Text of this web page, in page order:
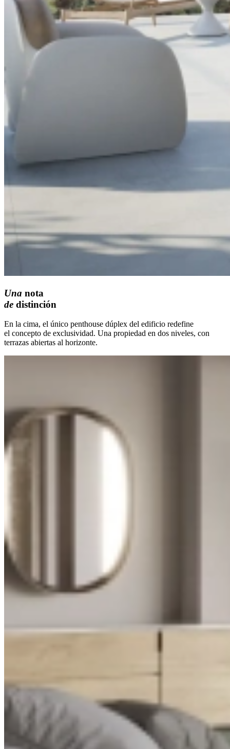
Una nota
de distinción
En la cima, el único penthouse dúplex del edificio redefine
el concepto de exclusividad. Una propiedad en dos niveles, con
terrazas abiertas al horizonte.